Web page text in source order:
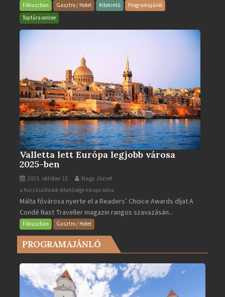
és
Gyógyfürdő
Fókuszban Gasztro / Hotel Kitekintő
Programajánló
Toptúra online
Valletta lett Európa legjobb városa
2025-ben
2025. október 13. Nagy József
Valletta
lett
Európa
legjobb
városa
2025-
bejegyzéshez
a hozzászólások lehetősége kikapcsolva
Málta fővárosa nyerte el a Readers’ Choice Awards díjat A
Condé Nast Traveller magazin rangos szavazásán...
Fókuszban Gasztro / Hotel
PROGRAMAJÁNLÓ